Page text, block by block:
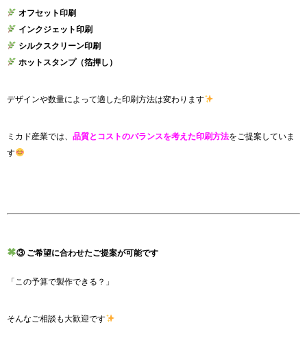
オフセット印刷
インクジェット印刷
シルクスクリーン印刷
ホットスタンプ（箔押し）
デザインや数量によって適した印刷方法は変わります
ミカド産業では、 品質とコストのバランスを考えた印刷方法をご提案していま
す
③ ご希望に合わせたご提案が可能です
「この予算で製作できる？」
そんなご相談も大歓迎です